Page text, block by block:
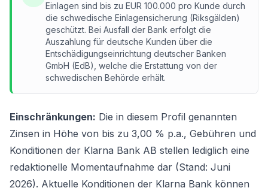
Einlagen sind bis zu EUR 100.000 pro Kunde durch
die schwedische Einlagensicherung (Riksgälden)
geschützt. Bei Ausfall der Bank erfolgt die
Auszahlung für deutsche Kunden über die
Entschädigungseinrichtung deutscher Banken
GmbH (EdB), welche die Erstattung von der
schwedischen Behörde erhält.
Einschränkungen: Die in diesem Profil genannten
Zinsen in Höhe von bis zu 3,00 % p.a., Gebühren und
Konditionen der Klarna Bank AB stellen lediglich eine
redaktionelle Momentaufnahme dar (Stand: Juni
2026). Aktuelle Konditionen der Klarna Bank können